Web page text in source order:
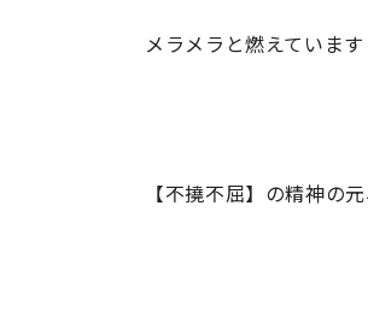
メラメラと燃えています
【不撓不屈】の精神の